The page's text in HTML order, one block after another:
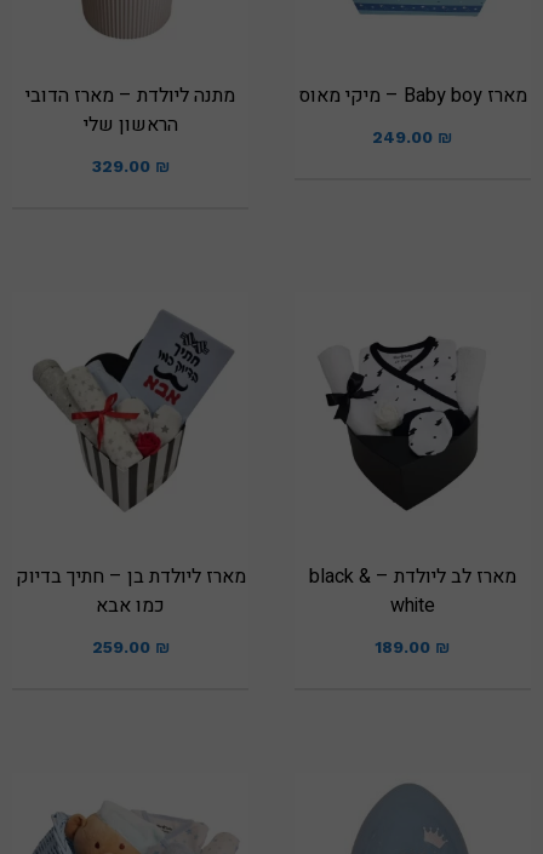
מארז Baby boy – מיקי מאוס
249.00 ₪
מתנה ליולדת – מארז הדובי
הראשון שלי
329.00 ₪
מארז לב ליולדת – black &
white
189.00 ₪
מארז ליולדת בן – חתיך בדיוק
כמו אבא
259.00 ₪